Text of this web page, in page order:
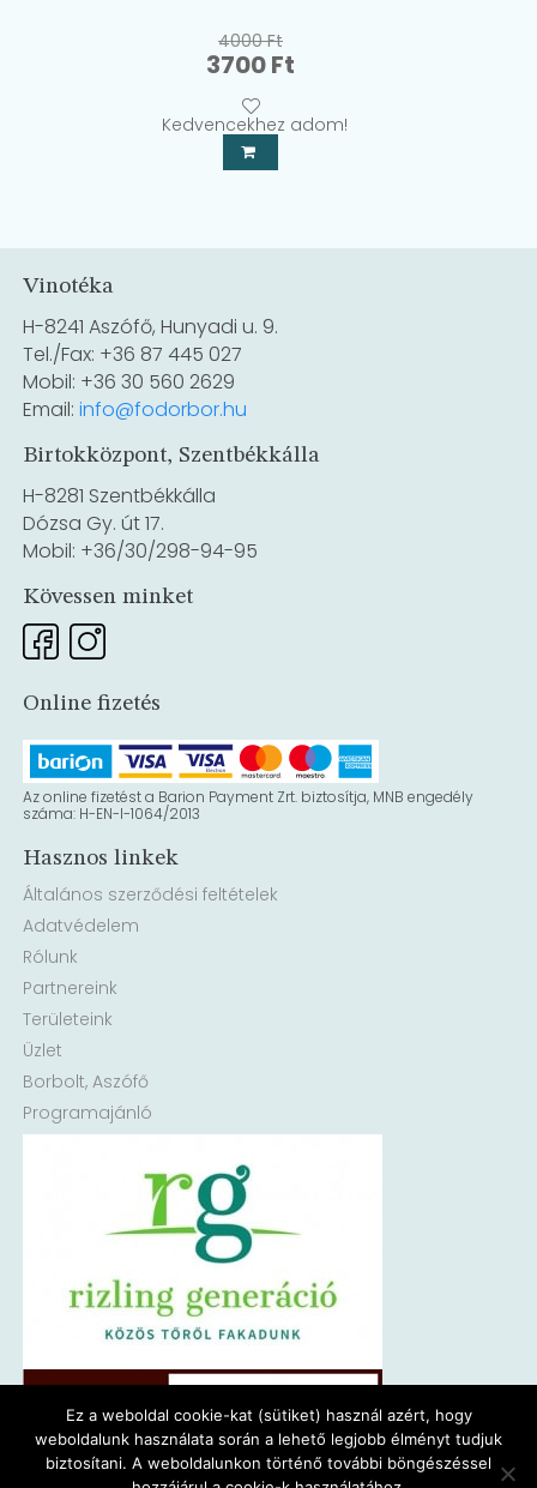
4000Ft
Original
price
was:
4000 Ft.
3700Ft
is:
Kedvencekhez adom!
Vinotéka
H-8241 Aszófő, Hunyadi u. 9.
Tel./Fax: +36 87 445 027
Mobil: +36 30 560 2629
Email:info@fodorbor.hu
Birtokközpont, Szentbékkálla
H-8281 Szentbékkálla
Dózsa Gy. út 17.
Mobil: +36/30/298-94-95
Kövessen minket
Online fizetés
Az online fizetést a Barion Payment Zrt. biztosítja, MNB engedély
száma: H-EN-I-1064/2013
Hasznos linkek
Általános szerződési feltételek
Adatvédelem
Rólunk
Partnereink
Területeink
Üzlet
Borbolt, Aszófő
Programajánló
Ez a weboldal cookie-kat (sütiket) használ azért, hogy
weboldalunk használata során a lehető legjobb élményt tudjuk
biztosítani. A weboldalunkon történő további böngészéssel